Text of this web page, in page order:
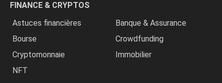
FINANCE & CRYPTOS
Astuces financières
Banque & Assurance
Bourse
Crowdfunding
Cryptomonnaie
Immobilier
NFT